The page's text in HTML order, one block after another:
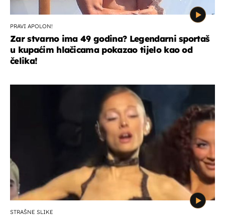
PRAVI APOLON!
Zar stvarno ima 49 godina? Legendarni sportaš
u kupaćim hlačicama pokazao tijelo kao od
čelika!
STRAŠNE SLIKE